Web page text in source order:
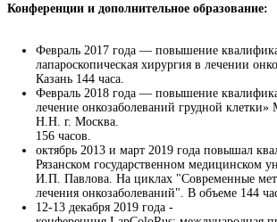
Конференции и дополнительное образование:
Февраль 2017 года — повышение
лапароскопическая хирургия в лечении
Казань 144 часа.
Февраль 2018 года — повышение
лечение онкозаболеваний грудной
Н.Н. г. Москва.
156 часов.
октябрь 2013 и март 2019 года повышал
Рязанском государственном медицинском
И.П. Павлова. На циклах "Современные
лечения онкозаболеваний". В объеме 144
12-13 декабря 2019 года -